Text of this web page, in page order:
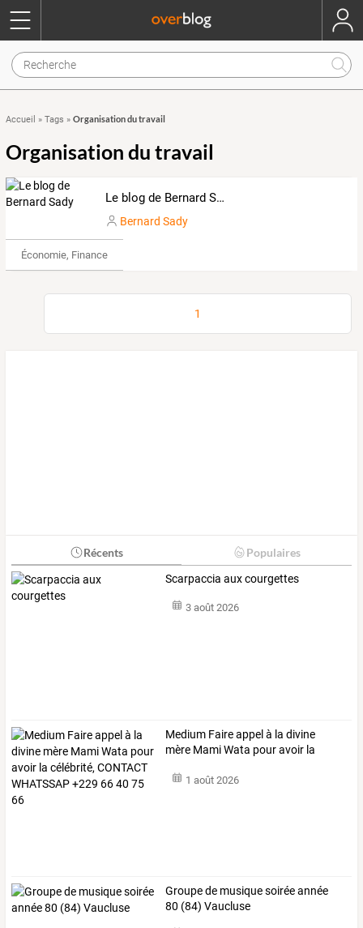
Accueil » Tags » Organisation du travail
Organisation du travail
Le blog de Bernard Sady
Bernard Sady
Économie, Finance & Droit
1
Récents Populaires
Scarpaccia aux courgettes
3 août 2026
Medium Faireappel à la divine
mère MamiWata pouravoir la
1 août 2026
Groupe de musique soirée année
80 (84) Vaucluse